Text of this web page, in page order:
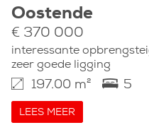
Oostende
€ 370 000
interessante
zeer goede ligging
197.00 m² 5
LEES MEER